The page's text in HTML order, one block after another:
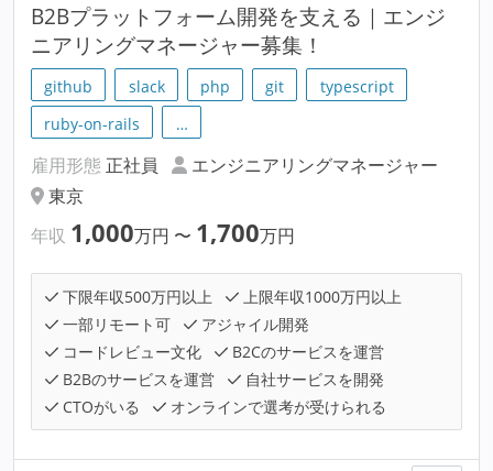
B2Bプラットフォーム開発を支える｜エンジ
ニアリングマネージャー募集！
github slack php git
typescript
ruby-on-rails
…
雇用形態 正社員
エンジニアリングマネージャー
東京
年収 1,000万円 〜 1,700万円
下限年収500万円以上
上限年収1000万円以上
一部リモート可
アジャイル開発
コードレビュー文化
B2Cのサービスを運営
B2Bのサービスを運営
自社サービスを開発
CTOがいる
オンラインで選考が受けられる